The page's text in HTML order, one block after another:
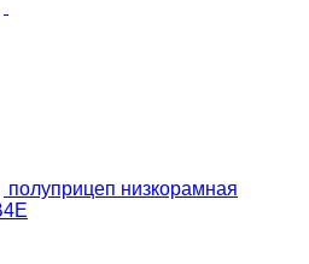
полуприцеп низкорамная